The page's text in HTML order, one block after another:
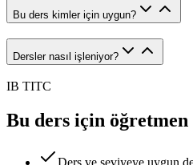
Bu ders kimler için uygun?
Dersler nasıl işleniyor?
IB TITC
Bu ders için öğretmen